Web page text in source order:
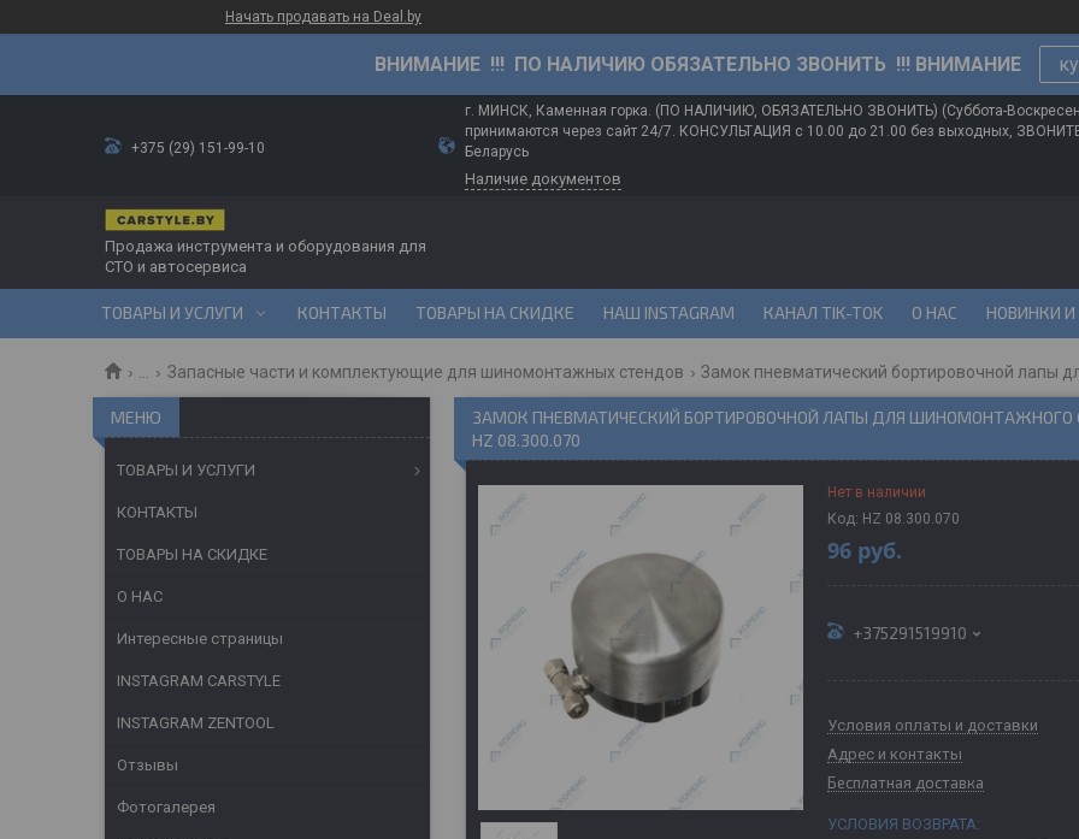
Начать продавать на Deal.by
ВНИМАНИЕ !!! ПО НАЛИЧИЮ ОБЯЗАТЕЛЬНО ЗВОНИТЬ !!! ВНИМАНИЕ
+375 (29) 151-99-10
г. МИНСК, Каменная горка. (ПО НАЛИЧИЮ, ОБЯЗАТЕЛЬНО ЗВОНИТЬ) (Суббота-
принимаются через сайт 24/7. КОНСУЛЬТАЦИЯ с 10.00 до 21.00 без выходных,
Беларусь
Наличие документов
Продажа инструмента и оборудования для
СТО и автосервиса
ТОВАРЫ И УСЛУГИ КОНТАКТЫ ТОВАРЫ НА СКИДКЕ НАШ INSTAGRAM КАНАЛ TIK-TOK О НАС НОВИНКИ И
Запасные части и комплектующие для шиномонтажных стендов Замок пневматический бортировочной лапы
ЗАМОК ПНЕВМАТИЧЕСКИЙ БОРТИРОВОЧНОЙ ЛАПЫ ДЛЯ ШИНОМОНТАЖНОГО
HZ 08.300.070
Нет в наличии
Код: HZ 08.300.070
96 руб.
+375291519910
Условия оплаты и доставки
Адрес и контакты
Бесплатная доставка
ТОВАРЫ И УСЛУГИ
КОНТАКТЫ
ТОВАРЫ НА СКИДКЕ
О НАС
Интересные страницы
INSTAGRAM CARSTYLE
INSTAGRAM ZENTOOL
Отзывы
Фотогалерея